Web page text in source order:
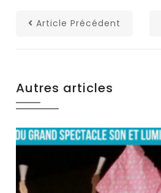
Article Précédent
Autres articles